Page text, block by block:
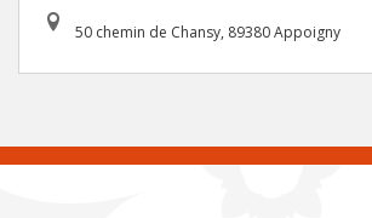
50 chemin de Chansy, 89380 Appoigny